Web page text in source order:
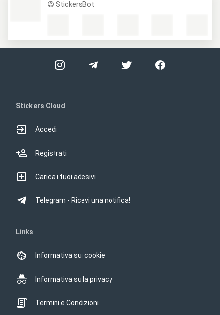
StickersBot
Stickers Cloud
Accedi
Registrati
Carica i tuoi adesivi
Telegram - Ricevi una notifica!
Links
Informativa sui cookie
Informativa sulla privacy
Termini e Condizioni